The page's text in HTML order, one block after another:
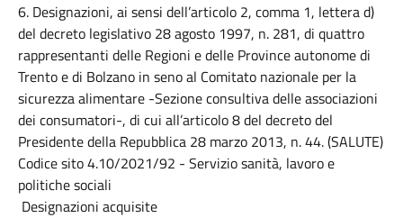
6. Designazioni, ai sensi dell’articolo 2, comma 1, lettera d)
del decreto legislativo 28 agosto 1997, n. 281, di quattro
rappresentanti delle Regioni e delle Province autonome di
Trento e di Bolzano in seno al Comitato nazionale per la
sicurezza alimentare -Sezione consultiva delle associazioni
dei consumatori-, di cui all’articolo 8 del decreto del
Presidente della Repubblica 28 marzo 2013, n. 44. (SALUTE)
Codice sito 4.10/2021/92 - Servizio sanità, lavoro e
politiche sociali
Designazioni acquisite